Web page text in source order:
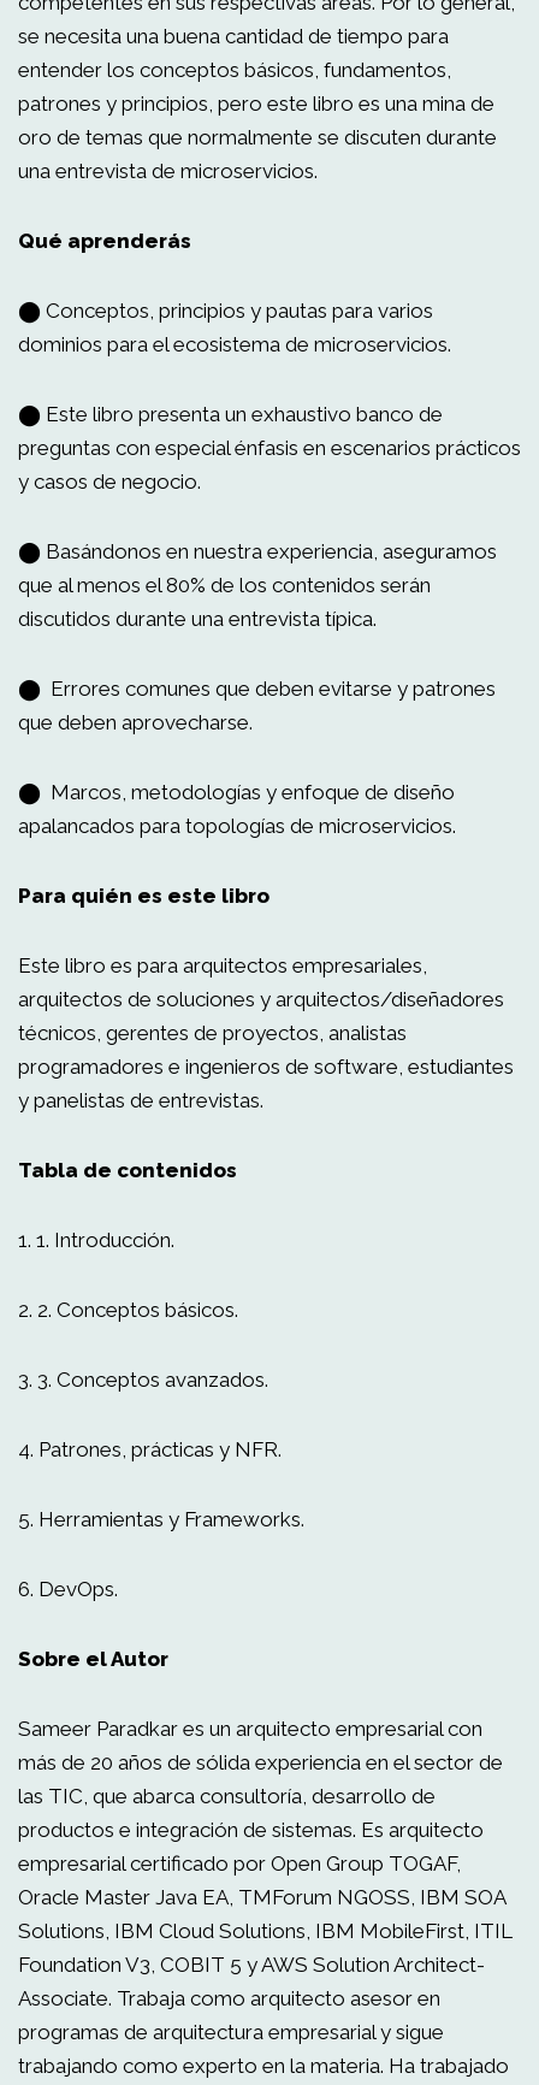
se necesita una buena cantidad de tiempo para
entender los conceptos básicos, fundamentos,
patrones y principios, pero este libro es una mina de
oro de temas que normalmente se discuten durante
una entrevista de microservicios.
Qué aprenderás
⬤ Conceptos, principios y pautas para varios
dominios para el ecosistema de microservicios.
⬤ Este libro presenta un exhaustivo banco de
preguntas con especial énfasis en escenarios prácticos
y casos de negocio.
⬤ Basándonos en nuestra experiencia, aseguramos
que al menos el 80% de los contenidos serán
discutidos durante una entrevista típica.
⬤ Errores comunes que deben evitarse y patrones
que deben aprovecharse.
⬤ Marcos, metodologías y enfoque de diseño
apalancados para topologías de microservicios.
Para quién es este libro
Este libro es para arquitectos empresariales,
arquitectos de soluciones y arquitectos/diseñadores
técnicos, gerentes de proyectos, analistas
programadores e ingenieros de software, estudiantes
y panelistas de entrevistas.
Tabla de contenidos
1. 1. Introducción.
2. 2. Conceptos básicos.
3. 3. Conceptos avanzados.
4. Patrones, prácticas y NFR.
5. Herramientas y Frameworks.
6. DevOps.
Sobre el Autor
Sameer Paradkar es un arquitecto empresarial con
más de 20 años de sólida experiencia en el sector de
las TIC, que abarca consultoría, desarrollo de
productos e integración de sistemas. Es arquitecto
empresarial certificado por Open Group TOGAF,
Oracle Master Java EA, TMForum NGOSS, IBM SOA
Solutions, IBM Cloud Solutions, IBM MobileFirst, ITIL
Foundation V3, COBIT 5 y AWS Solution Architect-
Associate. Trabaja como arquitecto asesor en
programas de arquitectura empresarial y sigue
trabajando como experto en la materia. Ha trabajado